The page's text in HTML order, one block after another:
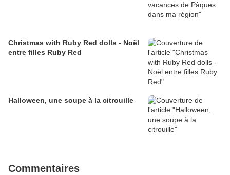
Christmas with Ruby Red dolls - Noël
entre filles Ruby Red
Halloween, une soupe à la citrouille
Commentaires